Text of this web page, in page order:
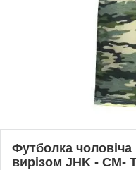
Футболка
вирізом JHK - CM-